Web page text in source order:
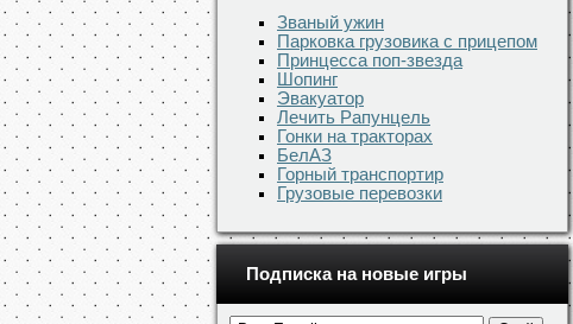
Званый ужин
Парковка грузовика с прицепом
Принцесса поп-звезда
Шопинг
Эвакуатор
Лечить Рапунцель
Гонки на тракторах
БелАЗ
Горный транспортир
Грузовые перевозки
Подписка на новые игры